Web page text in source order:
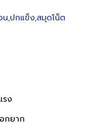
,ปกแข็ง,สมุดโน็ต
รง
กยาก